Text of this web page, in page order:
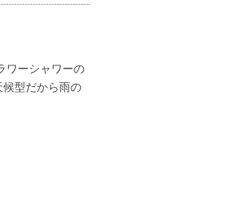
ワーシャワーの
型だから雨の